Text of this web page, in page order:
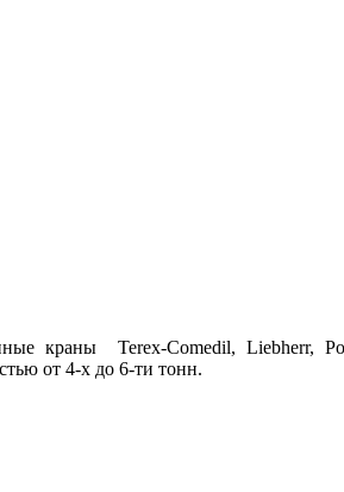
краны Terex-Comedil, Liebherr,
от 4-х до 6-ти тонн.